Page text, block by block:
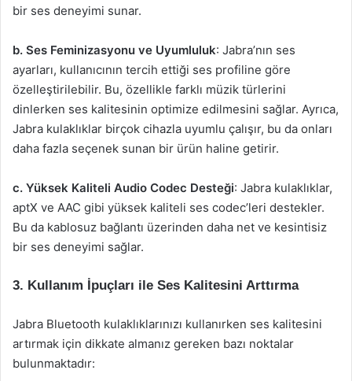
bir ses deneyimi sunar.
b. Ses Feminizasyonu ve Uyumluluk: Jabra’nın ses
ayarları, kullanıcının tercih ettiği ses profiline göre
özelleştirilebilir. Bu, özellikle farklı müzik türlerini
dinlerken ses kalitesinin optimize edilmesini sağlar. Ayrıca,
Jabra kulaklıklar birçok cihazla uyumlu çalışır, bu da onları
daha fazla seçenek sunan bir ürün haline getirir.
c. Yüksek Kaliteli Audio Codec Desteği: Jabra kulaklıklar,
aptX ve AAC gibi yüksek kaliteli ses codec’leri destekler.
Bu da kablosuz bağlantı üzerinden daha net ve kesintisiz
bir ses deneyimi sağlar.
3. Kullanım İpuçları ile Ses Kalitesini Arttırma
Jabra Bluetooth kulaklıklarınızı kullanırken ses kalitesini
artırmak için dikkate almanız gereken bazı noktalar
bulunmaktadır: